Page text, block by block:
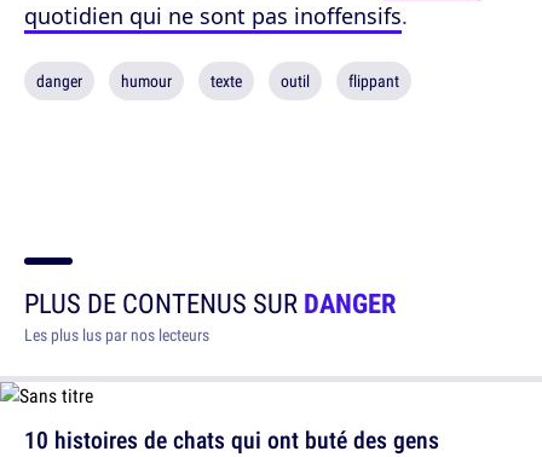
quotidien qui ne sont pas inoffensifs.
danger humour texte outil flippant
PLUS DE CONTENUS SURDANGER
Les plus lus par nos lecteurs
10 histoires de chats qui ont buté des gens